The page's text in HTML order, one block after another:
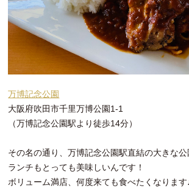
万博記念公園
大阪府吹田市千里万博公園1-1
（万博記念公園駅より徒歩14分）
その名の通り、万博記念公園駅直結の大きな公
ランチもとっても美味しいんです！
ボリューム満店、何度来ても食べたくなります